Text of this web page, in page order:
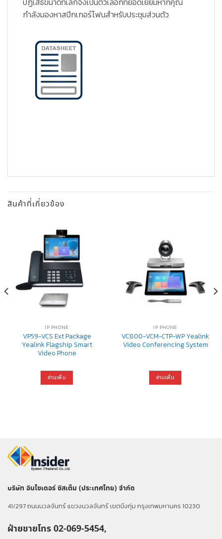
กำลังมองหาสปีกเกอร์โฟนสำหรับประชุมส่วนตัว
สินค้าที่เกี่ยวข้อง
IP PHONE
VP59-VCS Ext Package
Yealink Flagship Smart
Video Phone
อ่านเพิ่ม
IP PHONE
VC800-VCM-CTP-WP Yealink
Video Conferencing System
อ่านเพิ่ม
บริษัท อินไซเดอร์ ซิสเต็ม (ประเทศไทย) จำกัด
41/297 ถนนนวลจันทร์ แขวงนวลจันทร์ เขตบึงกุ่ม กรุงเทพมหานคร 10230
ฝ่ายขายโทร 02-069-5454,